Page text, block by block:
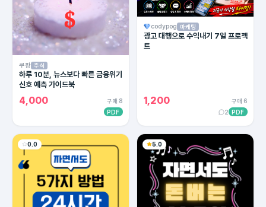
쿠팡 주식
하루 10분, 뉴스보다 빠른 금융위기
신호 예측 가이드북
4,000
구매 8
PDF
codypog 마케팅
광고 대행으로 수익내기 7일 프로젝
트
1,200
구매 6
2 PDF
0.0 5.0